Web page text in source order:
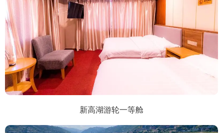
新高湖游轮一等舱